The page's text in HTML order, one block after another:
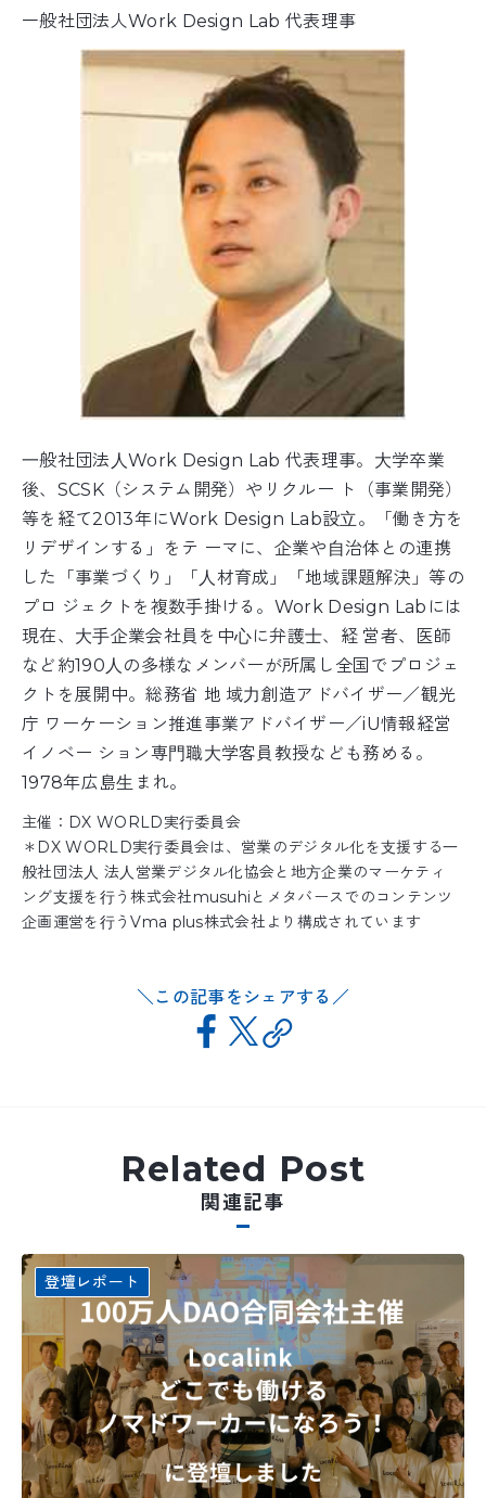
一般社団法人Work Design Lab 代表理事
⼀般社団法⼈Work Design Lab 代表理事。⼤学卒業
後、SCSK（システム開発）やリクルー ト（事業開発）
等を経て2013年にWork Design Lab設⽴。「働き⽅を
リデザインする」をテ ーマに、企業や⾃治体との連携
した「事業づくり」「⼈材育成」「地域課題解決」等の
プロ ジェクトを複数⼿掛ける。Work Design Labには
現在、⼤⼿企業会社員を中⼼に弁護⼠、経 営者、医師
など約190⼈の多様なメンバーが所属し全国でプロジェ
クトを展開中。総務省 地 域⼒創造アドバイザー／観光
庁 ワーケーション推進事業アドバイザー／iU情報経営
イノベー ション専⾨職⼤学客員教授なども務める。
1978年広島⽣まれ。
主催：DX WORLD実⾏委員会
＊DX WORLD実⾏委員会は、営業のデジタル化を⽀援する⼀
般社団法⼈ 法⼈営業デジタル化協会と地⽅企業のマーケティ
ング⽀援を⾏う株式会社musuhiとメタバースでのコンテンツ
企画運営を⾏うVma plus株式会社より構成されています
この記事をシェアする
Related Post
関連記事
登壇レポート